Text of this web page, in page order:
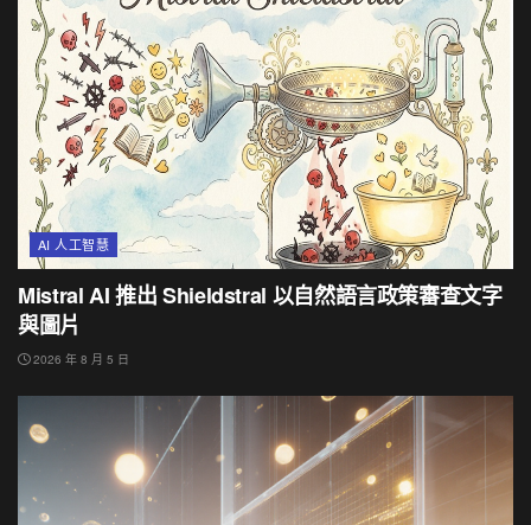
AI 人工智慧
Mistral AI 推出 Shieldstral 以自然語言政策審查文字
與圖片
2026 年 8 月 5 日